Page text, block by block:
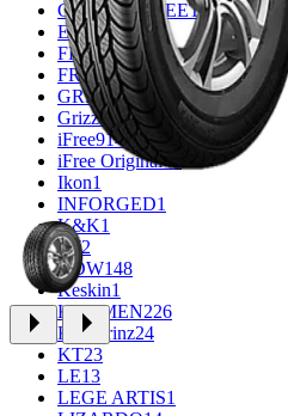
CROSS_STREET31
Eurodisk1
FF30
FR REPLICA 1
GR34
Grizzly3
iFree914
iFree Original49
Ikon1
INFORGED1
K&K1
K72
KDW148
Keskin1
KHOMEN226
Kronprinz24
KT23
LE13
LEGE ARTIS1